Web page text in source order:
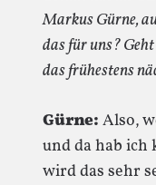
Markus Gürne,
das für uns?
das frühestens
Gürne: Also,
und da hab ich
wird das sehr